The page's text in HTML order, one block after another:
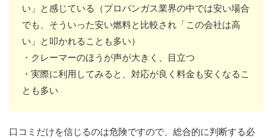
い」と感じている（プロパンガス業界の中では安い場合
でも、そういった安い燃料と比較され「この会社は高
い」と叩かれることも多い）
・クレーマーのほうが声が大きく、目立つ
・実際に利用してみると、対応が良く料金も安くなるこ
とも多い
口コミだけを信じるのは危険ですので、総合的に判断する必